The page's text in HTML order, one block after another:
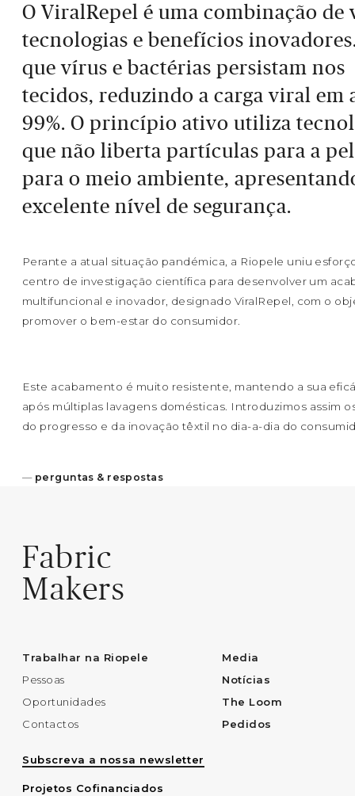
O ViralRepel é uma combinação de
tecnologias e benefícios
que vírus e bactérias persistam nos
tecidos, reduzindo a carga viral em
99%. O princípio ativo utiliza
que não liberta partículas para a
para o meio ambiente,
excelente nível de segurança.
Perante a atual situação pandémica, a Riopele uniu
centro de investigação científica para desenvolver um
multifuncional e inovador, designado ViralRepel, com o
promover o bem-estar do consumidor.
Este acabamento é muito resistente, mantendo a sua
após múltiplas lavagens domésticas. Introduzimos assim
do progresso e da inovação têxtil no dia-a-dia do
— perguntas & respostas
Fabric
Makers
Trabalhar na Riopele
Pessoas
Oportunidades
Contactos
Media
Notícias
The Loom
Pedidos
Subscreva a nossa newsletter
Projetos Cofinanciados